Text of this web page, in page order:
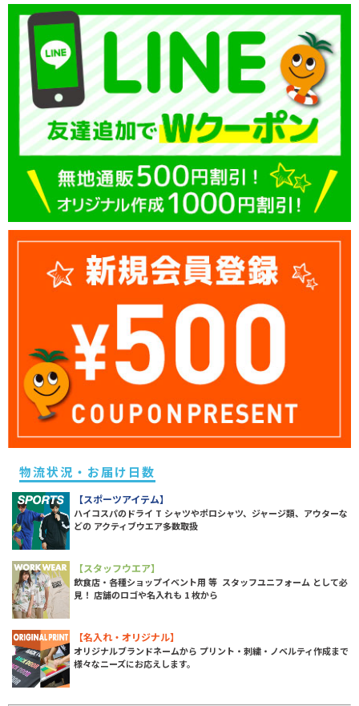
物流状況・お届け日数
【スポーツアイテム】
ハイコスパのドライ T シャツやポロシャツ、ジャージ類、アウターな
どの アクティブウエア多数取扱
【スタッフウエア】
飲食店・各種ショップイベント用 等 スタッフユニフォーム として必
見！ 店舗のロゴや名入れも 1 枚から
【名入れ・オリジナル】
オリジナルブランドネームから プリント・刺繍・ノベルティ作成まで
様々なニーズにお応えします。